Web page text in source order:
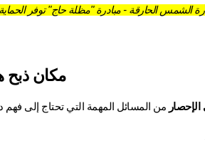
الشمس الحارقة - مبادرة "مظلة حاج" توفر
مكان ذبح
من المسائل المهمة التي تحتاج إلى